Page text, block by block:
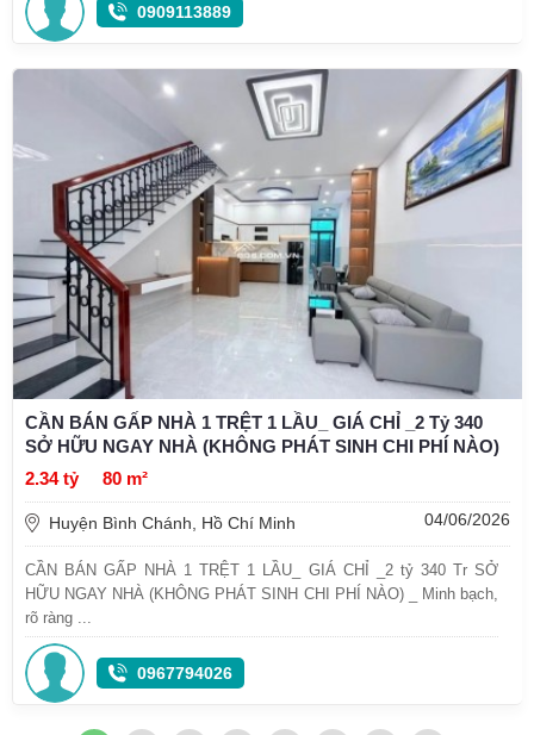
0909113889
CẦN BÁN GẤP NHÀ 1 TRỆT 1 LẦU_ GIÁ CHỈ _2 Tỷ 340
SỞ HỮU NGAY NHÀ (KHÔNG PHÁT SINH CHI PHÍ NÀO)
2.34 tỷ
80 m²
Huyện Bình Chánh, Hồ Chí Minh 04/06/2026
CẦN BÁN GẤP NHÀ 1 TRỆT 1 LẦU_ GIÁ CHỈ _2 tỷ 340 Tr SỞ
HỮU NGAY NHÀ (KHÔNG PHÁT SINH CHI PHÍ NÀO) _ Minh bạch,
rõ ràng ...
0967794026